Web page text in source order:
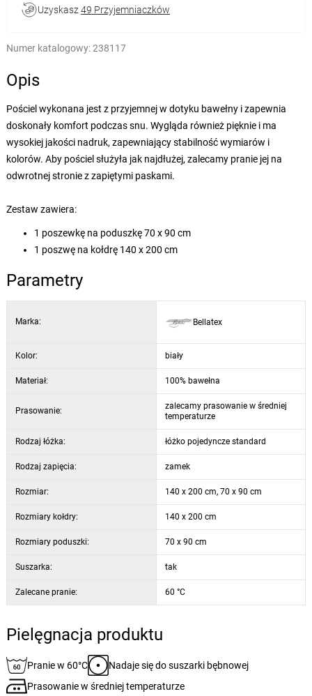
Uzyskasz 49 Przyjemniaczków
Numer katalogowy:238117
Opis
Pościel wykonana jest z przyjemnej w dotyku bawełny i zapewnia
doskonały komfort podczas snu. Wygląda również pięknie i ma
wysokiej jakości nadruk, zapewniający stabilność wymiarów i
kolorów. Aby pościel służyła jak najdłużej, zalecamy pranie jej na
odwrotnej stronie z zapiętymi paskami.
Zestaw zawiera:
1 poszewkę na poduszkę 70 x 90 cm
1 poszwę na kołdrę 140 x 200 cm
Parametry
Marka: Bellatex
Kolor: biały
Materiał: 100% bawełna
Prasowanie:
zalecamy prasowanie w średniej
temperaturze
Rodzaj łóżka: łóżko pojedyncze standard
Rodzaj zapięcia: zamek
Rozmiar: 140 x 200 cm, 70 x 90 cm
Rozmiary kołdry: 140 x 200 cm
Rozmiary poduszki: 70 x 90 cm
Suszarka: tak
Zalecane pranie: 60 °C
Pielęgnacja produktu
Pranie w 60°C
Nadaje się do suszarki bębnowej
Prasowanie w średniej temperaturze